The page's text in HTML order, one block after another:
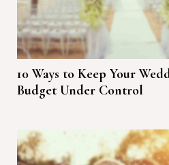
10 Ways to Keep Your
Budget Under Control